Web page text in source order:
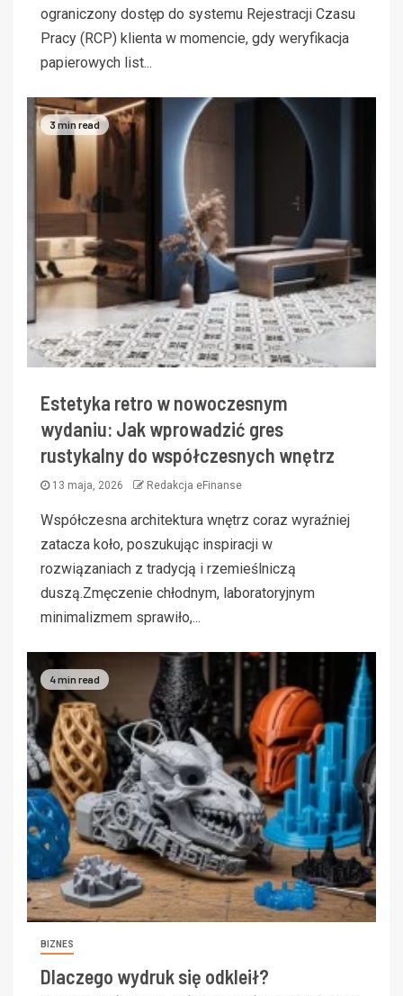
ograniczony dostęp do systemu Rejestracji Czasu
Pracy (RCP) klienta w momencie, gdy weryfikacja
papierowych list...
3 min read
Estetyka retro w nowoczesnym
wydaniu: Jak wprowadzić gres
rustykalny do współczesnych wnętrz
13 maja, 2026 Redakcja eFinanse
Współczesna architektura wnętrz coraz wyraźniej
zatacza koło, poszukując inspiracji w
rozwiązaniach z tradycją i rzemieślniczą
duszą.Zmęczenie chłodnym, laboratoryjnym
minimalizmem sprawiło,...
4 min read
BIZNES
Dlaczego wydruk się odkleił?